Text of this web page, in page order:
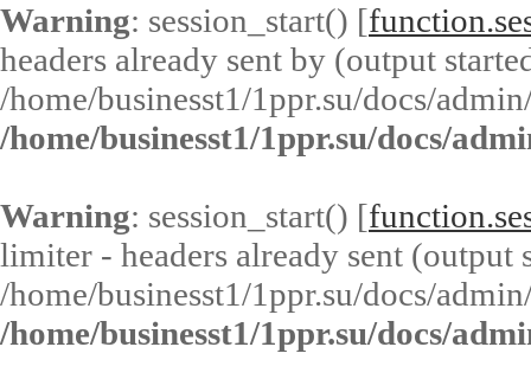
Warning: session_start() [
headers already sent by (output
/home/businesst1/1ppr.su/docs/
/home/businesst1/1ppr.su/docs/
Warning: session_start() [
limiter - headers already sent (output
/home/businesst1/1ppr.su/docs/
/home/businesst1/1ppr.su/docs/